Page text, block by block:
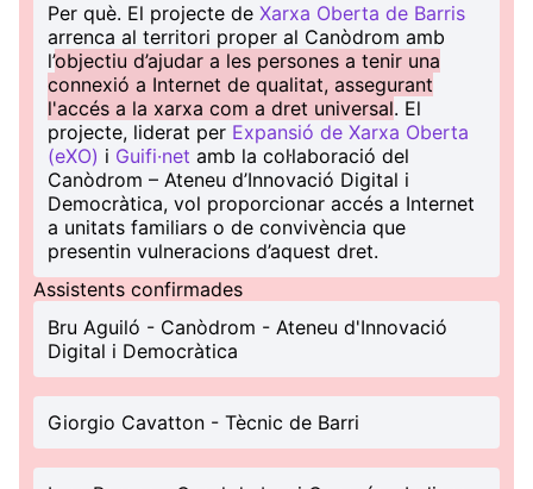
Per què. El projecte de Xarxa Oberta de Barris
arrenca al territori proper al Canòdrom amb
l’objectiu d’ajudar a les persones a tenir una
connexió a Internet de qualitat, assegurant
l'accés a la xarxa com a dret universal. El
projecte, liderat per Expansió de Xarxa Oberta
(eXO) i Guifi·net amb la col·laboració del
Canòdrom – Ateneu d’Innovació Digital i
Democràtica, vol proporcionar accés a Internet
a unitats familiars o de convivència que
presentin vulneracions d’aquest dret.
Assistents confirmades
Bru Aguiló - Canòdrom - Ateneu d'Innovació
Digital i Democràtica
Giorgio Cavatton - Tècnic de Barri